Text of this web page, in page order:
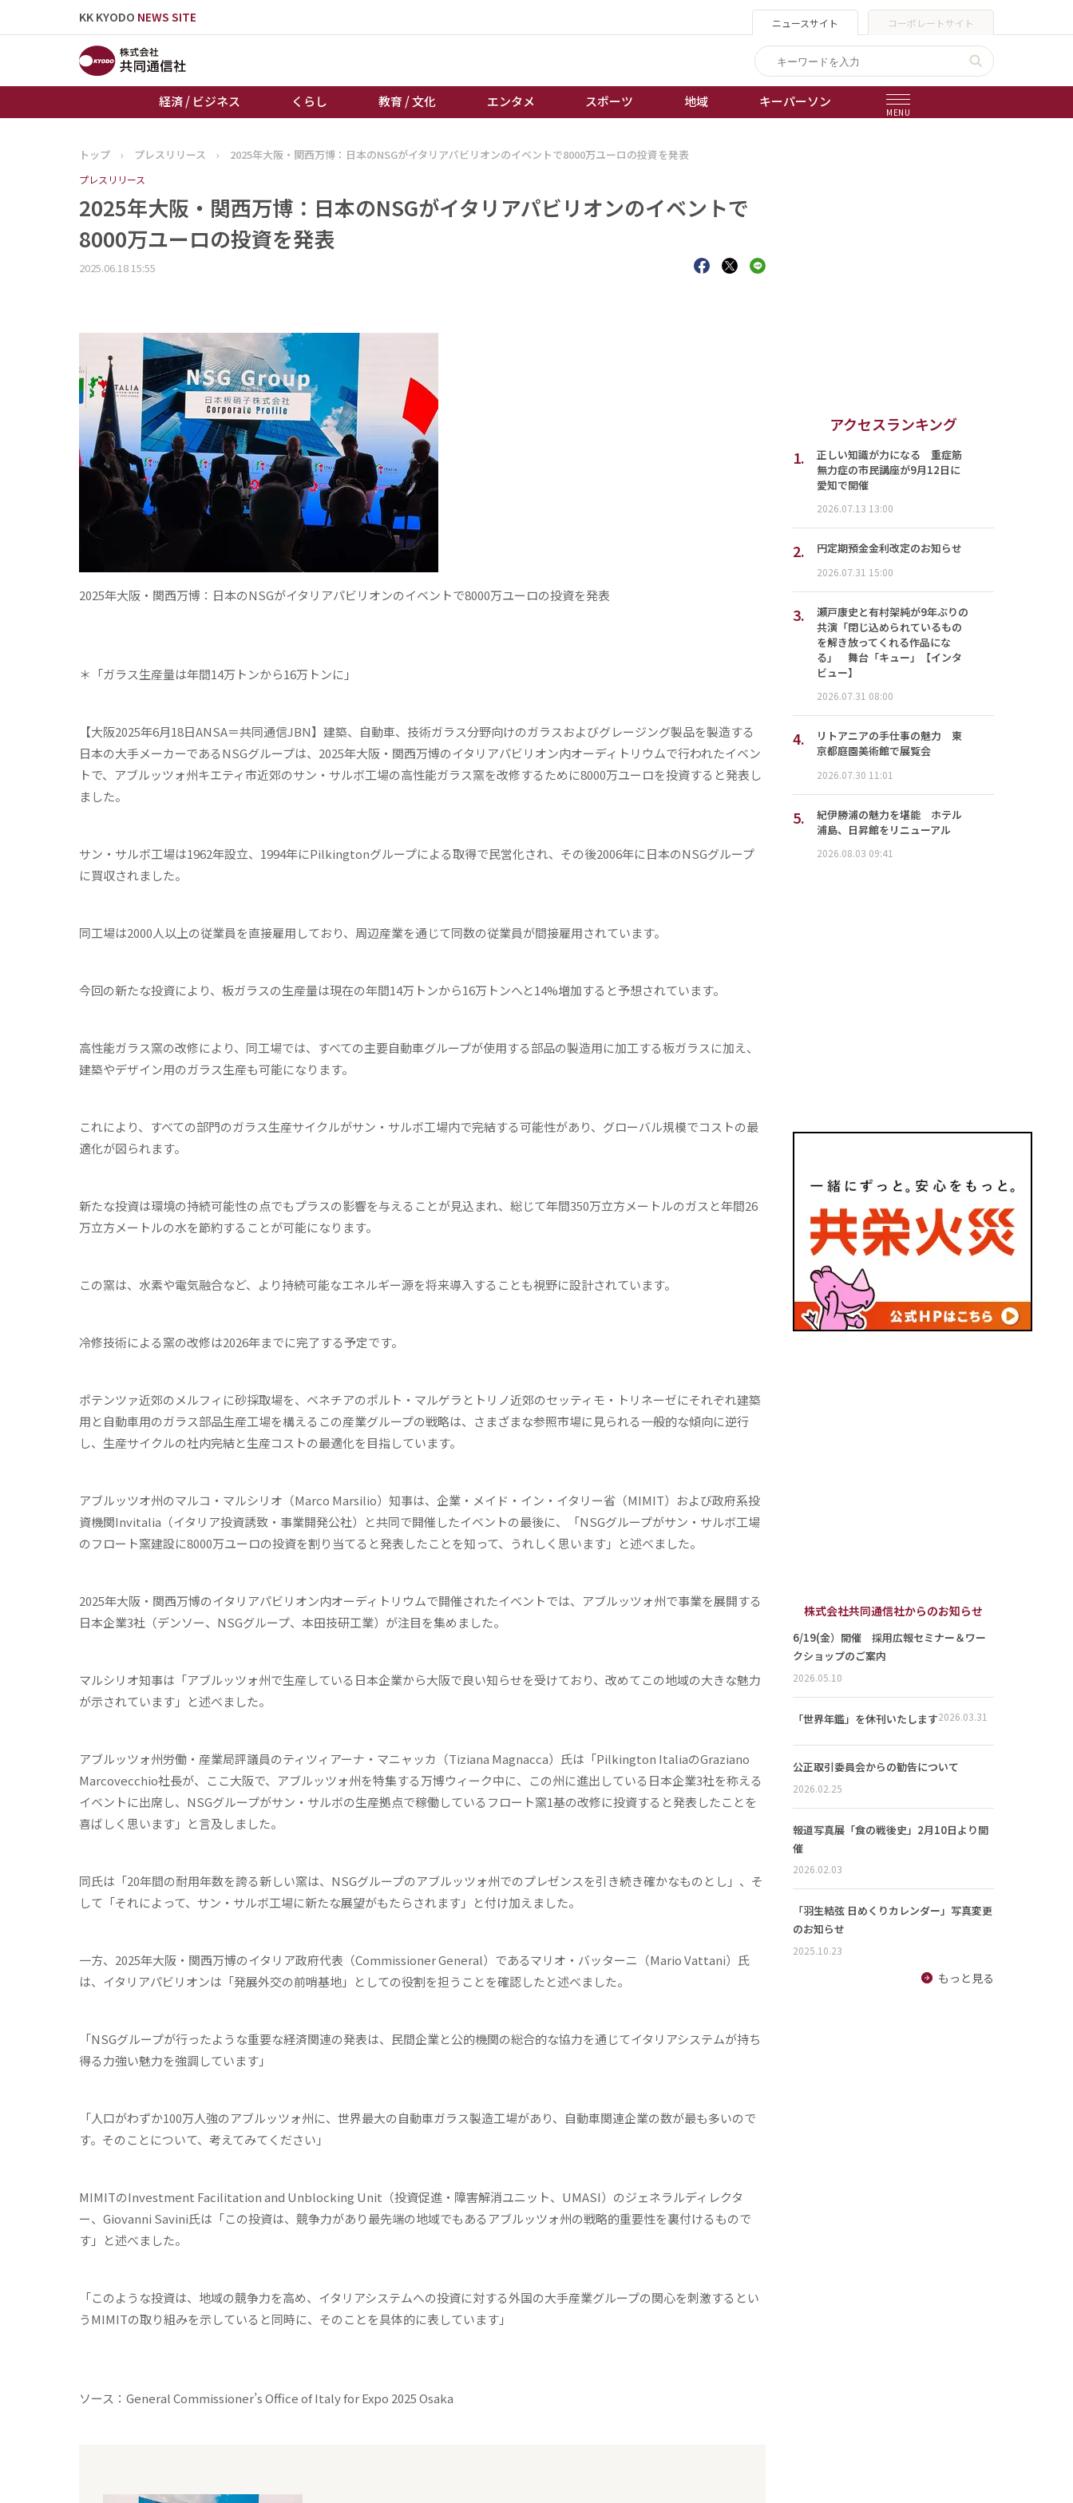
KK KYODO NEWS SITE ニュースサイト コーポレートサイト
経済 / ビジネス くらし 教育 / 文化 エンタメ スポーツ 地域 キーパーソン
MENU
トップページ
経済 / ビジネス
教育 / 文化
誰もが輝いて働く社会へ
オートレース
トップ › プレスリリース › 2025年大阪・関西万博：日本のNSGがイタリアパビリオンのイベントで8000万ユーロの投資を発表
プレスリリース
2025年大阪・関西万博：日本のNSGがイタリアパビリオンのイベントで
8000万ユーロの投資を発表
2025.06.18 15:55
2025年大阪・関西万博：日本のNSGがイタリアパビリオンのイベントで8000万ユーロの投資を発表
＊「ガラス生産量は年間14万トンから16万トンに」
【大阪2025年6月18日ANSA＝共同通信JBN】建築、自動車、技術ガラス分野向けのガラスおよびグレージング製品を製造する
日本の大手メーカーであるNSGグループは、2025年大阪・関西万博のイタリアパビリオン内オーディトリウムで行われたイベン
トで、アブルッツォ州キエティ市近郊のサン・サルボ工場の高性能ガラス窯を改修するために8000万ユーロを投資すると発表し
ました。
サン・サルボ工場は1962年設立、1994年にPilkingtonグループによる取得で民営化され、その後2006年に日本のNSGグループ
に買収されました。
同工場は2000人以上の従業員を直接雇用しており、周辺産業を通じて同数の従業員が間接雇用されています。
今回の新たな投資により、板ガラスの生産量は現在の年間14万トンから16万トンへと14%増加すると予想されています。
高性能ガラス窯の改修により、同工場では、すべての主要自動車グループが使用する部品の製造用に加工する板ガラスに加え、
建築やデザイン用のガラス生産も可能になります。
これにより、すべての部門のガラス生産サイクルがサン・サルボ工場内で完結する可能性があり、グローバル規模でコストの最
適化が図られます。
新たな投資は環境の持続可能性の点でもプラスの影響を与えることが見込まれ、総じて年間350万立方メートルのガスと年間26
万立方メートルの水を節約することが可能になります。
この窯は、水素や電気融合など、より持続可能なエネルギー源を将来導入することも視野に設計されています。
冷修技術による窯の改修は2026年までに完了する予定です。
ポテンツァ近郊のメルフィに砂採取場を、ベネチアのポルト・マルゲラとトリノ近郊のセッティモ・トリネーゼにそれぞれ建築
用と自動車用のガラス部品生産工場を構えるこの産業グループの戦略は、さまざまな参照市場に見られる一般的な傾向に逆行
し、生産サイクルの社内完結と生産コストの最適化を目指しています。
アブルッツオ州のマルコ・マルシリオ（Marco Marsilio）知事は、企業・メイド・イン・イタリー省（MIMIT）および政府系投
資機関Invitalia（イタリア投資誘致・事業開発公社）と共同で開催したイベントの最後に、「NSGグループがサン・サルボ工場
のフロート窯建設に8000万ユーロの投資を割り当てると発表したことを知って、うれしく思います」と述べました。
2025年大阪・関西万博のイタリアパビリオン内オーディトリウムで開催されたイベントでは、アブルッツォ州で事業を展開する
日本企業3社（デンソー、NSGグループ、本田技研工業）が注目を集めました。
マルシリオ知事は「アブルッツォ州で生産している日本企業から大阪で良い知らせを受けており、改めてこの地域の大きな魅力
が示されています」と述べました。
アブルッツォ州労働・産業局評議員のティツィアーナ・マニャッカ（Tiziana Magnacca）氏は「Pilkington ItaliaのGraziano
Marcovecchio社長が、ここ大阪で、アブルッツォ州を特集する万博ウィーク中に、この州に進出している日本企業3社を称える
イベントに出席し、NSGグループがサン・サルボの生産拠点で稼働しているフロート窯1基の改修に投資すると発表したことを
喜ばしく思います」と言及しました。
同氏は「20年間の耐用年数を誇る新しい窯は、NSGグループのアブルッツォ州でのプレゼンスを引き続き確かなものとし」、そ
して「それによって、サン・サルボ工場に新たな展望がもたらされます」と付け加えました。
一方、2025年大阪・関西万博のイタリア政府代表（Commissioner General）であるマリオ・バッターニ（Mario Vattani）氏
は、イタリアパビリオンは「発展外交の前哨基地」としての役割を担うことを確認したと述べました。
「NSGグループが行ったような重要な経済関連の発表は、民間企業と公的機関の総合的な協力を通じてイタリアシステムが持ち
得る力強い魅力を強調しています」
「人口がわずか100万人強のアブルッツォ州に、世界最大の自動車ガラス製造工場があり、自動車関連企業の数が最も多いので
す。そのことについて、考えてみてください」
MIMITのInvestment Facilitation and Unblocking Unit（投資促進・障害解消ユニット、UMASI）のジェネラルディレクタ
ー、Giovanni Savini氏は「この投資は、競争力があり最先端の地域でもあるアブルッツォ州の戦略的重要性を裏付けるもので
す」と述べました。
「このような投資は、地域の競争力を高め、イタリアシステムへの投資に対する外国の大手産業グループの関心を刺激するとい
うMIMITの取り組みを示していると同時に、そのことを具体的に表しています」
ソース：General Commissioner’s Office of Italy for Expo 2025 Osaka
アクセスランキング
1.
正しい知識が力になる 重症筋
無力症の市民講座が9月12日に
愛知で開催
2026.07.13 13:00
2. 円定期預金金利改定のお知らせ
2026.07.31 15:00
3.
瀬戸康史と有村架純が9年ぶりの
共演「閉じ込められているもの
を解き放ってくれる作品にな
る」 舞台「キュー」【インタ
ビュー】
2026.07.31 08:00
4.
リトアニアの手仕事の魅力 東
京都庭園美術館で展覧会
2026.07.30 11:01
5.
紀伊勝浦の魅力を堪能 ホテル
浦島、日昇館をリニューアル
2026.08.03 09:41
株式会社共同通信社からのお知らせ
6/19(金）開催 採用広報セミナー＆ワー
クショップのご案内
2026.05.10
「世界年鑑」を休刊いたします2026.03.31
公正取引委員会からの勧告について
2026.02.25
報道写真展「食の戦後史」2月10日より開
催
2026.02.03
「羽生結弦 日めくりカレンダー」写真変更
のお知らせ
2025.10.23
もっと見る